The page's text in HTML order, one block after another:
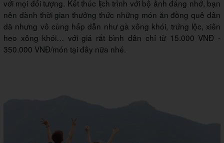
với mọi đối tượng. Kết thúc lịch trình với bộ ảnh đáng nhớ, bạn
nên dành thời gian thưởng thức những món ăn đồng quê dân
dã nhưng vô cùng hấp dẫn như gà xông khói, trứng lộc, xiên
heo xông khói… với giá rất bình dân chỉ từ 15.000 VNĐ -
350.000 VNĐ/món tại đây nữa nhé.